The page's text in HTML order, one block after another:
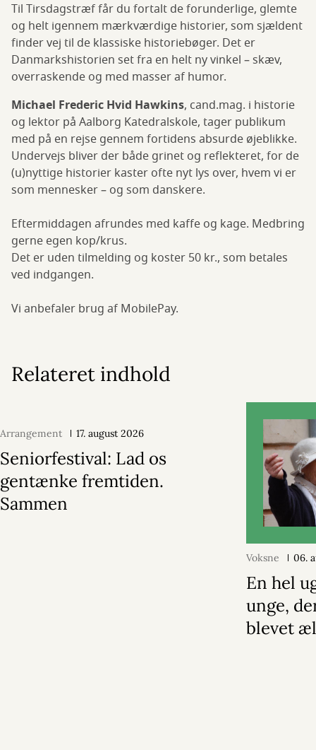
Til Tirsdagstræf får du fortalt de forunderlige, glemte
og helt igennem mærkværdige historier, som sjældent
finder vej til de klassiske historiebøger. Det er
Danmarkshistorien set fra en helt ny vinkel – skæv,
overraskende og med masser af humor.
Michael Frederic Hvid Hawkins, cand.mag. i historie
og lektor på Aalborg Katedralskole, tager publikum
med på en rejse gennem fortidens absurde øjeblikke.
Undervejs bliver der både grinet og reflekteret, for de
(u)nyttige historier kaster ofte nyt lys over, hvem vi er
som mennesker – og som danskere.
Eftermiddagen afrundes med kaffe og kage. Medbring
gerne egen kop/krus.
Det er uden tilmelding og koster 50 kr., som betales
ved indgangen.
Vi anbefaler brug af MobilePay.
Relateret indhold
Arrangement 17. august 2026
Seniorfestival: Lad os
gentænke fremtiden.
Sammen
Voksne 06.
En hel
unge,
blevet